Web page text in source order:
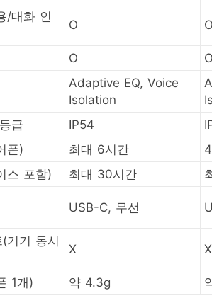
/대화 인
O O
O O
Adaptive EQ, Voice
Isolation
급
IP54
폰)
최대 6시간
스 포함)
최대 30시간
USB-C, 무선
기기 동시
X X
1개) 약 4.3g